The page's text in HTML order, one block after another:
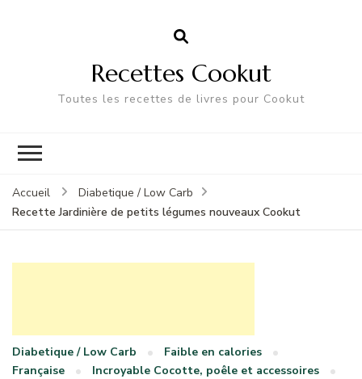
Recettes Cookut
Toutes les recettes de livres pour Cookut
Accueil
Diabetique / Low Carb
Recette Jardinière de petits légumes nouveaux Cookut
Diabetique / Low Carb
Faible en calories
Française
Incroyable Cocotte, poêle et accessoires